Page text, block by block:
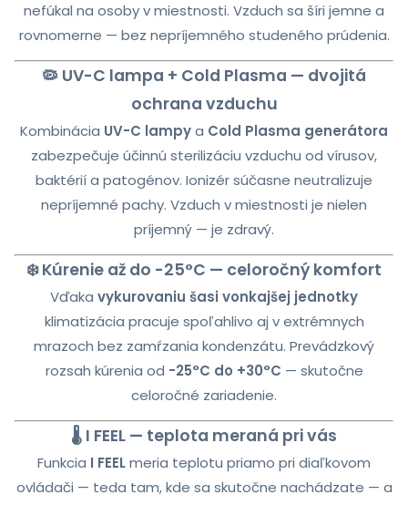
nefúkal na osoby v miestnosti. Vzduch sa šíri jemne a
rovnomerne — bez nepríjemného studeného prúdenia.
🦠 UV-C lampa + Cold Plasma — dvojitá
ochrana vzduchu
Kombinácia UV-C lampya Cold Plasma generátora
zabezpečuje účinnú sterilizáciu vzduchu od vírusov,
baktérií a patogénov. Ionizér súčasne neutralizuje
nepríjemné pachy. Vzduch v miestnosti je nielen
príjemný — je zdravý.
❄️ Kúrenie až do -25°C — celoročný komfort
Vďaka vykurovaniu šasi vonkajšej jednotky
klimatizácia pracuje spoľahlivo aj v extrémnych
mrazoch bez zamŕzania kondenzátu. Prevádzkový
rozsah kúrenia od -25°C do +30°C — skutočne
celoročné zariadenie.
🌡️ I FEEL — teplota meraná pri vás
Funkcia I FEELmeria teplotu priamo pri diaľkovom
ovládači — teda tam, kde sa skutočne nachádzate — a